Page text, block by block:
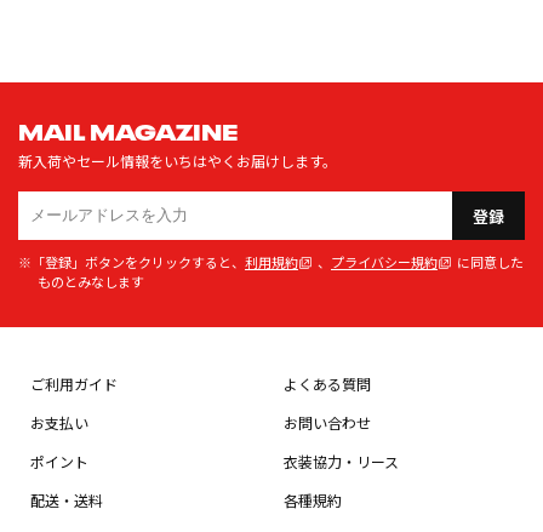
MAIL MAGAZINE
新入荷やセール情報をいちはやくお届けします。
登録
※「登録」ボタンをクリックすると、 利用規約 、 プライバシー規約
に同意した
ものとみなします
ご利用ガイド
お支払い
ポイント
配送・送料
よくある質問
お問い合わせ
衣装協力・リース
各種規約